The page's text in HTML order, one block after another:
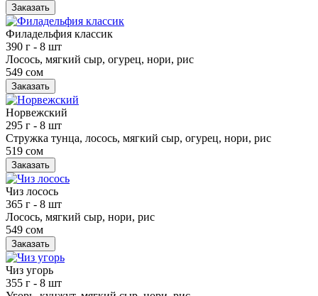
Заказать
Филадельфия классик
390 г - 8 шт
Лосось, мягкий сыр, огурец, нори, рис
549 сом
Заказать
Норвежский
295 г - 8 шт
Стружка тунца, лосось, мягкий сыр, огурец, нори, рис
519 сом
Заказать
Чиз лосось
365 г - 8 шт
Лосось, мягкий сыр, нори, рис
549 сом
Заказать
Чиз угорь
355 г - 8 шт